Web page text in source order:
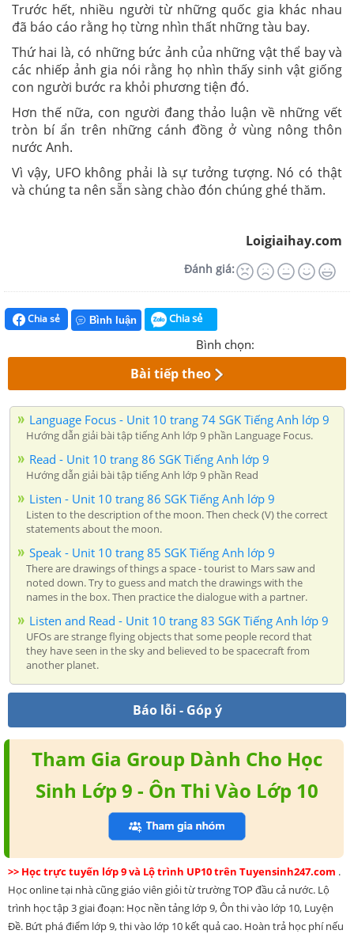
Trước hết, nhiều người từ những quốc gia khác nhau
đã báo cáo rằng họ từng nhìn thất những tàu bay.
Thứ hai là, có những bức ảnh của những vật thể bay và
các nhiếp ảnh gia nói rằng họ nhìn thấy sinh vật giống
con người bước ra khỏi phương tiện đó.
Hơn thế nữa, con người đang thảo luận về những vết
tròn bí ẩn trên những cánh đồng ở vùng nông thôn
nước Anh.
Vì vậy, UFO không phải là sự tưởng tượng. Nó có thật
và chúng ta nên sẵn sàng chào đón chúng ghé thăm.
Loigiaihay.com
Đánh giá:
Chia sẻ Bình luận Chia sẻ
Bình chọn:
Bài tiếp theo
Language Focus - Unit 10 trang 74 SGK Tiếng Anh lớp 9
Hướng dẫn giải bài tập tiếng Anh lớp 9 phần Language Focus.
Read - Unit 10 trang 86 SGK Tiếng Anh lớp 9
Hướng dẫn giải bài tập tiếng Anh lớp 9 phần Read
Listen - Unit 10 trang 86 SGK Tiếng Anh lớp 9
Listen to the description of the moon. Then check (V) the correct
statements about the moon.
Speak - Unit 10 trang 85 SGK Tiếng Anh lớp 9
There are drawings of things a space - tourist to Mars saw and
noted down. Try to guess and match the drawings with the
names in the box. Then practice the dialogue with a partner.
Listen and Read - Unit 10 trang 83 SGK Tiếng Anh lớp 9
UFOs are strange flying objects that some people record that
they have seen in the sky and believed to be spacecraft from
another planet.
Báo lỗi - Góp ý
Tham Gia Group Dành Cho Học
Sinh Lớp 9 - Ôn Thi Vào Lớp 10
>> Học trực tuyến lớp 9 và Lộ trình UP10 trên Tuyensinh247.com .
Học online tại nhà cũng giáo viên giỏi từ trường TOP đầu cả nước. Lộ
trình học tập 3 giai đoạn: Học nền tảng lớp 9, Ôn thi vào lớp 10, Luyện
Đề. Bứt phá điểm lớp 9, thi vào lớp 10 kết quả cao. Hoàn trả học phí nếu